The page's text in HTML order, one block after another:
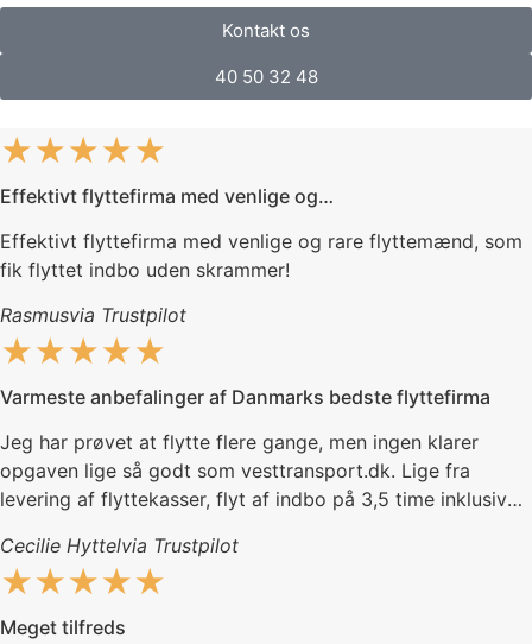
Kontakt os
40 50 32 48
★★★★★
Effektivt flyttefirma med venlige og…
Effektivt flyttefirma med venlige og rare flyttemænd, som
fik flyttet indbo uden skrammer!
Rasmusvia Trustpilot
★★★★★
Varmeste anbefalinger af Danmarks bedste flyttefirma
Jeg har prøvet at flytte flere gange, men ingen klarer
opgaven lige så godt som vesttransport.dk. Lige fra
levering af flyttekasser, flyt af indbo på 3,5 time inklusiv
vi har tømt kasserne. Super service af Martin og hans
crew. De kan flytte hvad som helst! Brug dem næste gang
du skal flytte. De er hver en krone værd.
Cecilie Hyttelvia Trustpilot
★★★★★
Meget tilfreds